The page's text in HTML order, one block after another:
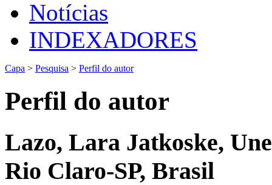
Notícias
INDEXADORES
Capa > Pesquisa > Perfil do autor
Perfil do autor
Lazo, Lara Jatkoske,
Rio Claro-SP, Brasil